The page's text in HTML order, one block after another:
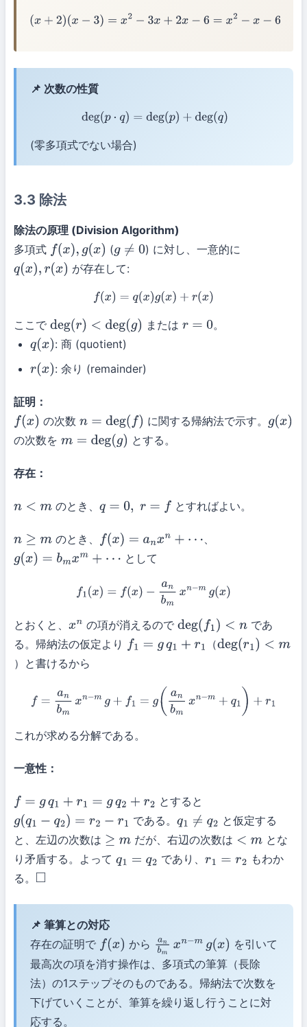
( x+ 2)( x−3)=x2−3x +2 x−6 =x 2 −x−6
📌 次数の性質
deg p⋅q)= deg(p)+ deg(q)
(零多項式でない場合)
3.3 除法
除法の原理 (Division Algorithm)
多項式 f(x),g(x) (g ≠0
) に対し、一意的に
q(x),r (x) が存在して:
f x) =q(x)g(x)+ r(x )
ここで deg(r)< deg(g) または r=0
。
q(x) : 商 (quotient)
r(x) : 余り (remainder)
証明：
f(x) の次数 n=deg(f) に関する帰納法で示す。 g(x)
の次数を m=deg(g) とする。
存在：
n<m のとき、 q =0 r= とすればよい。
n≥m のとき、 f(x)= anxn+⋯
g(x)= bmxm+⋯ として
f1( x)= f(x)− anbmxn −mg(x)
とおくと、 xn の項が消えるのでdeg(f1)< n
であ
る。帰納法の仮定より f1= gq 1+r1 （deg(r1)
）と書けるから
f= bmx m + a bm −m+ q1 1
これが求める分解である。
一意性：
f= gq 1+r1 =g q2 +r2
とすると
g(q1 −q 2)=r 2− r1 である。q1 ≠q 2
と仮定する
と、左辺の次数は ≥m だが、右辺の次数は <m
とな
り矛盾する。よって q1 =q 2 であり、r1=r2
もわか
る。 ◻
📌 筆算との対応
存在の証明で f(x) から anb mx n− mg(x を引いて
最高次の項を消す操作は、多項式の筆算（長除
法）の1ステップそのものである。帰納法で次数を
下げていくことが、筆算を繰り返し行うことに対
応する。